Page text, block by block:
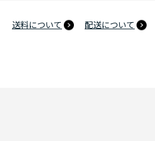
送料について 配送について